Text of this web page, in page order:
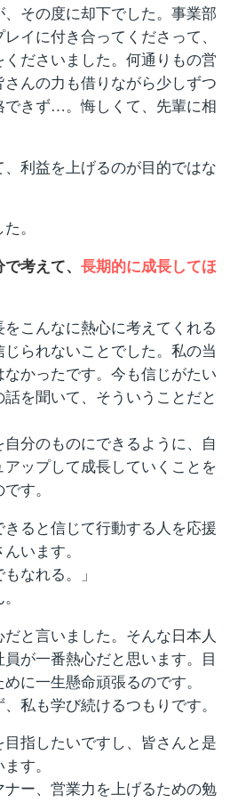
その度に却下でした。事業部
イに付き合ってくださって、
ださいました。何通りもの営
んの力も借りながら少しずつ
できず…。悔しくて、先輩に相
、利益を上げるのが目的ではな
。
考えて、 長期的に成長してほ
こんなに熱心に考えてくれる
られないことでした。私の当
かったです。今も信じがたい
を聞いて、そういうことだと
分のものにできるように、自
ップして成長していくことを
す。
ると信じて行動する人を応援
います。
なれる。」
と言いました。そんな日本人
が一番熱心だと思います。目
に一生懸命頑張るのです。
私も学び続けるつもりです。
指したいですし、皆さんと是
す。
ー、営業力を上げるための勉